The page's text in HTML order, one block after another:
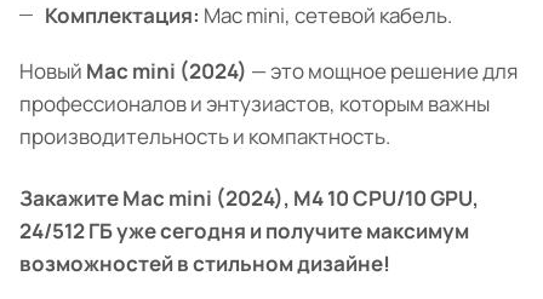
Комплектация: Mac mini, сетевой кабель.
Новый Mac mini (2024) — это мощное решение для
профессионалов и энтузиастов, которым важны
производительность и компактность.
Закажите Mac mini (2024), M4 10 CPU/10 GPU,
24/512 ГБ уже сегодня и получите максимум
возможностей в стильном дизайне!